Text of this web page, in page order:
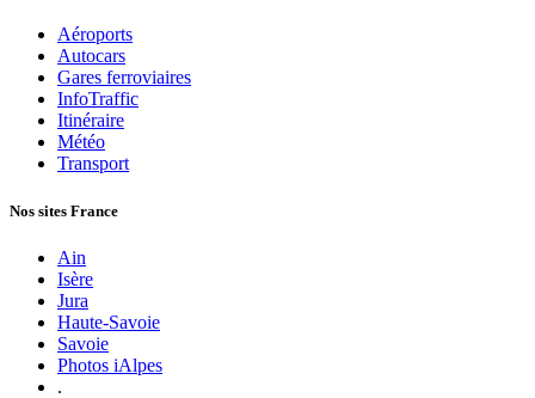
Aéroports
Autocars
Gares ferroviaires
InfoTraffic
Itinéraire
Météo
Transport
Nos sites France
Ain
Isère
Jura
Haute-Savoie
Savoie
Photos iAlpes
.